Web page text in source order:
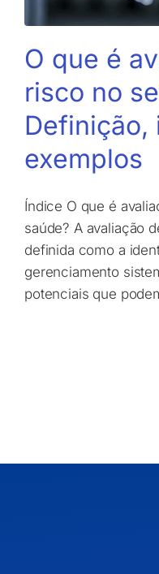
O que é
risco no
Definição,
exemplos
Índice O que é
saúde? A avaliação
definida como a
gerenciamento
potenciais que